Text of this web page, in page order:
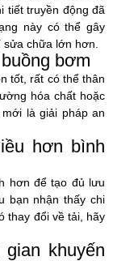
tiết truyền động đã
này có thể gây
chữa lớn hơn.
bơm
tốt, rất có thể thân
hóa chất hoặc
là giải pháp an
hơn bình
hơn để tạo đủ lưu
bạn nhận thấy chi
thay đổi về tải, hãy
khuyến